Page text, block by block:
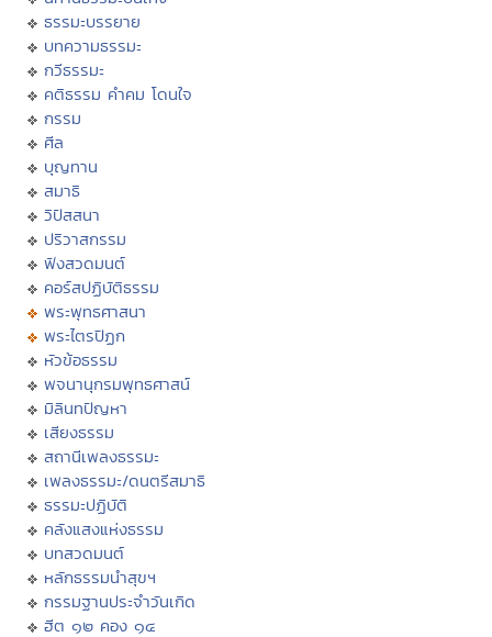
ธรรมะบรรยาย
บทความธรรมะ
กวีธรรมะ
คติธรรม คำคม โดนใจ
กรรม
ศีล
บุญทาน
สมาธิ
วิปัสสนา
ปริวาสกรรม
ฟังสวดมนต์
คอร์สปฏิบัติธรรม
พระพุทธศาสนา
พระไตรปิฏก
หัวข้อธรรม
พจนานุกรมพุทธศาสน์
มิลินทปัญหา
เสียงธรรม
สถานีเพลงธรรมะ
เพลงธรรมะ/ดนตรีสมาธิ
ธรรมะปฏิบัติ
คลังแสงแห่งธรรม
บทสวดมนต์
หลักธรรมนำสุขฯ
กรรมฐานประจำวันเกิด
ฮีต ๑๒ คอง ๑๔